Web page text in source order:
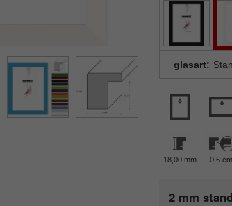
glasart:
18,00 mm 0,6 cm
2 mm